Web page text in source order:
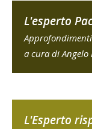
L'esperto
a cura di Angelo
L'Esperto